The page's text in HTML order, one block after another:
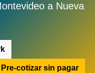
a Nueva
Pre-cotizar sin pagar